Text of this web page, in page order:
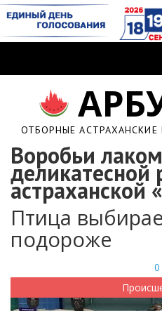
ОТБОРНЫЕ АСТРАХАНСКИЕ
Воробьи
деликатесной
астраханской
Птица
подороже
0